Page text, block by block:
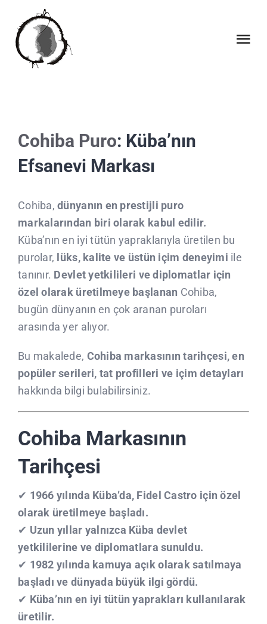
content
QUE FEM
COL·LABORACIONS
CALENDARI
CLIENTS
CONTACTE
Cohiba Puro: Küba’nın
Efsanevi Markası
Cohiba,dünyanın en prestijli puro
markalarından biri olarak kabul edilir.
Küba’nın en iyi tütün yapraklarıyla üretilen bu
purolar, lüks, kalite ve üstün içim deneyimi ile
tanınır. Devlet yetkilileri ve diplomatlar için
özel olarak üretilmeye başlanan Cohiba,
bugün dünyanın en çok aranan puroları
arasında yer alıyor.
Bu makalede, Cohiba markasının tarihçesi, en
popüler serileri, tat profilleri ve içim detayları
hakkında bilgi bulabilirsiniz.
Cohiba Markasının
Tarihçesi
✔ 1966 yılında Küba’da, Fidel Castro için özel
olarak üretilmeye başladı.
✔ Uzun yıllar yalnızca Küba devlet
yetkililerine ve diplomatlara sunuldu.
✔ 1982 yılında kamuya açık olarak satılmaya
başladı ve dünyada büyük ilgi gördü.
✔ Küba’nın en iyi tütün yaprakları kullanılarak
üretilir.